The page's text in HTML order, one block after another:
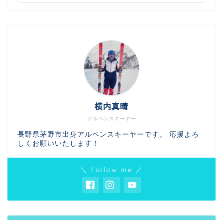
アルペンスキーヤー
横内真晴
長野県茅野市出身アルペンスキーヤーです。 応援よろ
しくお願いいたします！
＼ Follow me ／